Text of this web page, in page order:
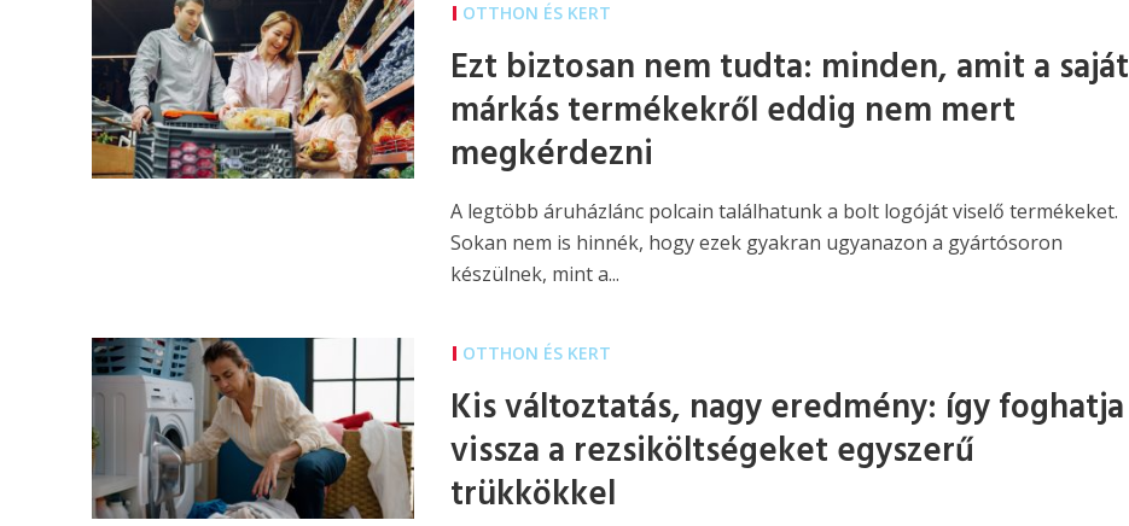
OTTHON ÉS KERT
Ezt biztosan nem tudta: minden, amit a saját
márkás termékekről eddig nem mert
megkérdezni
A legtöbb áruházlánc polcain találhatunk a bolt logóját viselő termékeket.
Sokan nem is hinnék, hogy ezek gyakran ugyanazon a gyártósoron
készülnek, mint a...
OTTHON ÉS KERT
Kis változtatás, nagy eredmény: így foghatja
vissza a rezsiköltségeket egyszerű
trükkökkel